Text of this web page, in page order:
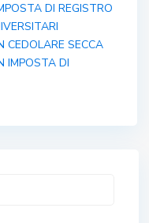
DI REGISTRO
SECCA
IMPOSTA DI